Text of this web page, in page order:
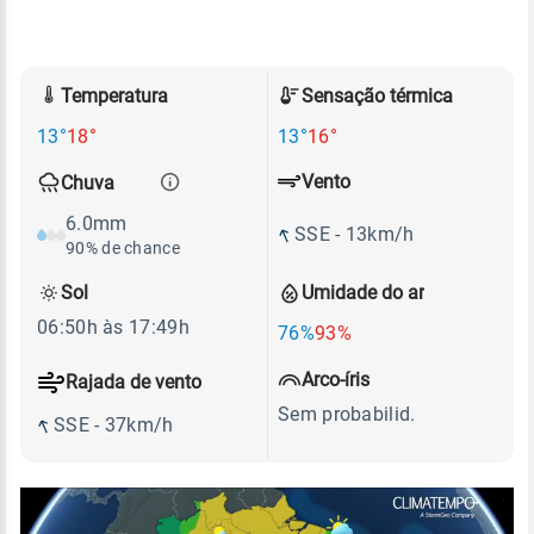
Temperatura
13°18°
Sensação térmica
13°16°
Chuva
6.0mm
90% de chance
Umidade do ar
76%93%
Vento
SSE - 13km/h
Rajada de vento
SSE - 37km/h
Sol
06:50h às 17:49h
Arco-íris
Sem probabilid.